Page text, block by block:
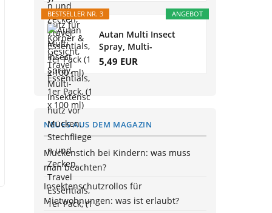
ANGEBOT
BESTSELLER NR. 3
Autan Multi Insect
Spray, Multi-
Insektenschutz vor...
5,49 EUR
NEUES AUS DEM MAGAZIN
Mückenstich bei Kindern: was muss
man beachten?
Insektenschutzrollos für
Mietwohnungen: was ist erlaubt?